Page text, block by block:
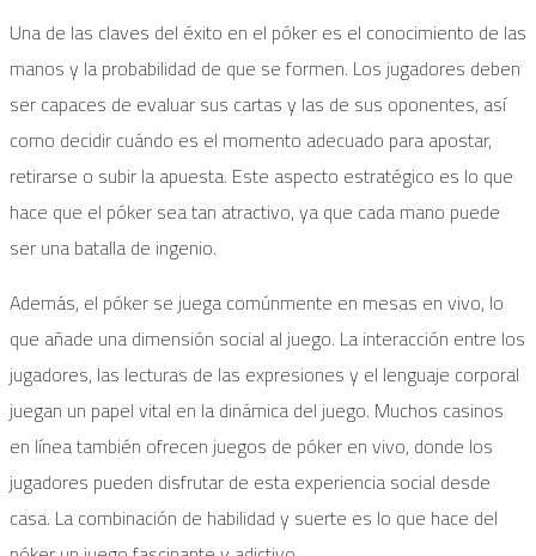
Una de las claves del éxito en el póker es el conocimiento de las
manos y la probabilidad de que se formen. Los jugadores deben
ser capaces de evaluar sus cartas y las de sus oponentes, así
como decidir cuándo es el momento adecuado para apostar,
retirarse o subir la apuesta. Este aspecto estratégico es lo que
hace que el póker sea tan atractivo, ya que cada mano puede
ser una batalla de ingenio.
Además, el póker se juega comúnmente en mesas en vivo, lo
que añade una dimensión social al juego. La interacción entre los
jugadores, las lecturas de las expresiones y el lenguaje corporal
juegan un papel vital en la dinámica del juego. Muchos casinos
en línea también ofrecen juegos de póker en vivo, donde los
jugadores pueden disfrutar de esta experiencia social desde
casa. La combinación de habilidad y suerte es lo que hace del